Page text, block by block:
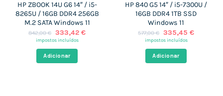
HP ZBOOK 14U G6 14″ / i5-
8265U / 16GB DDR4 256GB
M.2 SATA Windows 11
842,00€ O
preço
era:
842,00 €.
333,42 €O
impostos incluídos
Adicionar
HP 840 G5 14″ / i5-7300U /
16GB DDR4 1TB SSD
Windows 11
577,00€ O
preço
era:
577,00 €.
335,45 €O
impostos incluídos
Adicionar